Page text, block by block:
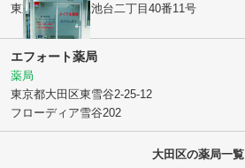
東京都大田区上池台二丁目40番11号
エフォート薬局
薬局
東京都大田区東雪谷2-25-12
フローディア雪谷202
大田区の薬局一覧